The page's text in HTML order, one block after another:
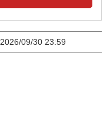
2026/09/30 23:59